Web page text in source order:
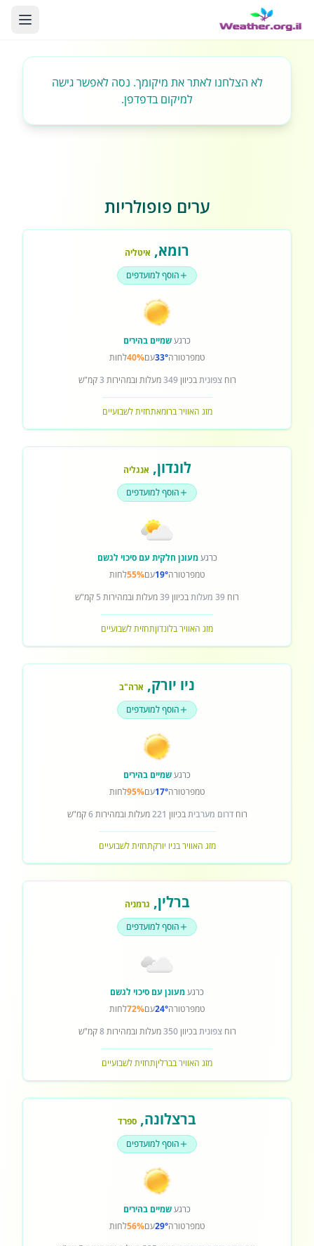
לא הצלחנו לאתר את מיקומך. נסה לאפשר גישה
למיקום בדפדפן.
ערים פופולריות
רומא, איטליה
הוסף למועדפים
כרגעשמיים בהירים
טמפרטורה33°עם40%לחות
רוחצפוניתבכיוון349מעלות ובמהירות 3קמ"ש
מזג האוויר ברומאתחזית לשבועיים
לונדון, אנגליה
הוסף למועדפים
כרגעמעונן חלקית עם סיכוי לגשם
טמפרטורה19°עם55%לחות
רוח 39 מעלות בכיוון39מעלות ובמהירות 5 קמ"ש
מזג האוויר בלונדוןתחזית לשבועיים
ניו יורק, ארה"ב
הוסף למועדפים
כרגעשמיים בהירים
טמפרטורה17°עם95%לחות
רוחדרום מערביתבכיוון 221מעלות ובמהירות6קמ"ש
מזג האוויר בניו יורקתחזית לשבועיים
ברלין, גרמניה
הוסף למועדפים
כרגעמעונן עם סיכוי לגשם
טמפרטורה24°עם72%לחות
רוחצפוניתבכיוון350מעלות ובמהירות8קמ"ש
מזג האוויר בברליןתחזית לשבועיים
ברצלונה, ספרד
הוסף למועדפים
כרגעשמיים בהירים
טמפרטורה29°עם56%לחות